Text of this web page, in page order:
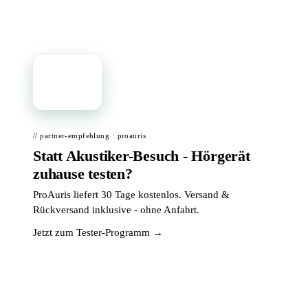
// partner-empfehlung · proauris
Statt Akustiker-Besuch - Hörgerät
zuhause testen?
ProAuris liefert 30 Tage kostenlos. Versand &
Rückversand inklusive - ohne Anfahrt.
Jetzt zum Tester-Programm →